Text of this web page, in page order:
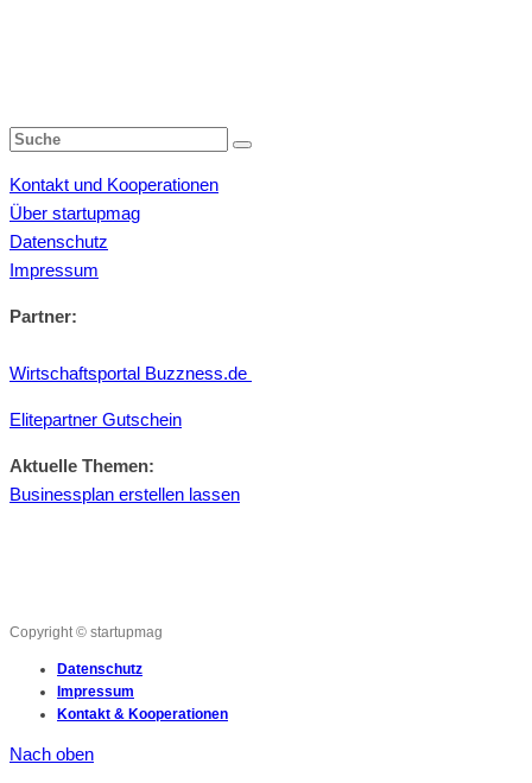
Kontakt und Kooperationen
Über startupmag
Datenschutz
Impressum
Partner:
Wirtschaftsportal Buzzness.de
Elitepartner Gutschein
Aktuelle Themen:
Businessplan erstellen lassen
Copyright © startupmag
Datenschutz
Impressum
Kontakt & Kooperationen
Nach oben